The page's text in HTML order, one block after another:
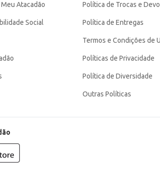
Atacadão
Social
Política de Trocas e
Política de Entregas
Termos e Condições de
Políticas de Privacidade
Política de Diversidade
Outras Políticas